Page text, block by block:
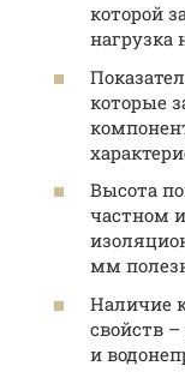
которой
нагрузка
которые
Высота
частном
мм
Наличие
свойств
и